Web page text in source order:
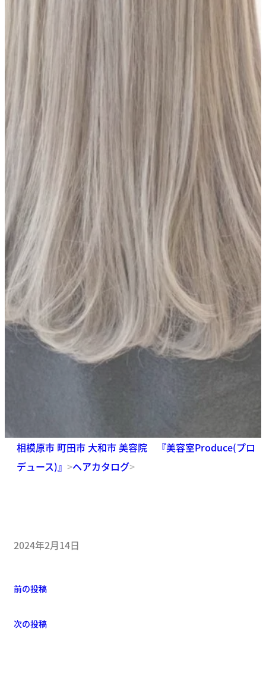
相模原市 町田市 大和市 美容院 『美容室Produce(プロ
デュース)』 >ヘアカタログ>
2024年2月14日
前の投稿
次の投稿